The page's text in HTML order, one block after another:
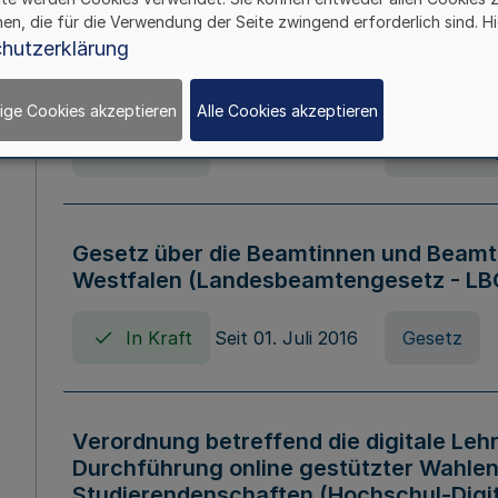
Verordnung über die
Nordrhein-Westfalen
Gesetz über die Beamtinnen und
Westfalen (Landesbeamtengesetz -
In Kraft Seit 01. Juli 2016 Gesetz
Verordnung betreffend die digitale
Durchführung online gestützter
die für die Verwendung der Seite zwingend erforderlich sind.
Cookies akzeptieren Alle Cookies akzeptieren